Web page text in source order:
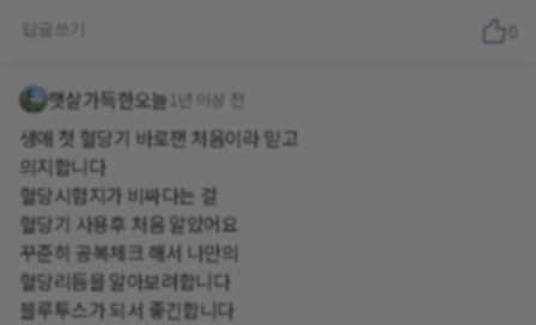
답글쓰기
햇살가득한오늘 1년 이상 전
생애 첫 혈당기 바로잰 처음이라 믿고
의지합니다
혈당시험지가 비싸다는 걸
혈당기 사용후 처음 알았어요
꾸준히 공복체크 해서 나만의
혈당리듬을 알아보려합니다
블루투스가 되서 좋긴합니다